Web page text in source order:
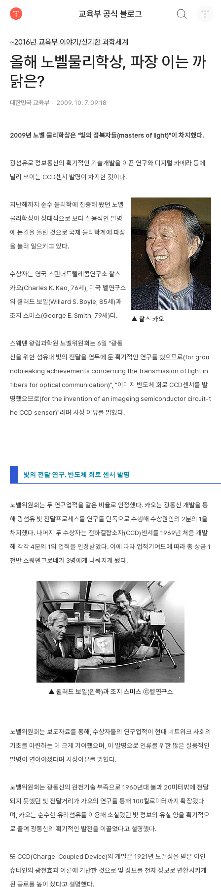
교육부 공식 블로그
~2016년 교육부 이야기/신기한 과학세계
올해 노벨물리학상, 파장 이는 까
닭은?
대한민국 교육부 2009. 10. 7. 09:18
2009년 노벨 물리학상은 "빛의 정복자들(masters of light)"이 차지했다.
광섬유로 정보통신의 획기적인 기술개발을 이끈 연구와 디지털 카메라 등에
널리 쓰이는 CCD센서 발명이 차지한 것이다.
▲ 찰스 카오
지난해까지 순수 물리학에 집중해 왔던 노벨
물리학상이 상대적으로 보다 실용적인 발명
에 눈길을 돌린 것으로 국제 물리학계에 파장
을 불러 일으키고 있다.
수상자는 영국 스탠더드텔레콤연구소 찰스
카오(Charles K. Kao, 76세), 미국 벨연구소
의 월러드 보일(Willard S. Boyle, 85세)과
조지 스미스(George E. Smith, 79세)다.
스웨덴 왕립과학원 노벨위원회는 6일 "광통
신을 위한 섬유내 빛의 전달을 염두에 둔 획기적인 연구를 했으므로(for grou
ndbreaking achievements concerning the transmission of light in
fibers for optical communication)", "이미지 반도체 회로 CCD센서를 발
명했으므로(for the invention of an imageing semiconductor circuit-t
he CCD sensor)"라며 시상 이유를 밝혔다.
빛의 전달 연구, 반도체 회로 센서 발명
노벨위원회는 두 연구업적을 같은 비율로 인정했다. 카오는 광통신 개발을 통
해 광섬유 빛 전달프로세스를 연구를 단독으로 수행해 수상원인의 2분의 1을
차지했다. 나머지 두 수상자는 전하결합소자(CCD)센서를 1969년 처음 개발
해 각각 4분의 1의 업적을 인정받았다. 이에 따라 업적기여도에 따라 총 상금 1
천만 스웨덴크로네가 3명에게 나눠지게 됐다.
▲ 윌러드 보일(왼쪽)과 조지 스미스 ⓒ벨연구소
노벨위원회는 보도자료를 통해, 수상자들의 연구업적이 현대 네트워크 사회의
기초를 마련하는 데 크게 기여했으며, 이 발명으로 인류를 위한 많은 실용적인
발명이 연이어졌다며 시상이유를 밝혔다.
노벨위원회는 광통신의 원천기술 부족으로 1960년대 불과 20미터밖에 전달
되지 못했던 빛 전달거리가 가오의 연구를 통해 100킬로미터까지 확장됐다
며, 카오는 순수한 유리섬유를 이용해 소실됐던 빛 정보의 유실 양을 획기적으
로 줄여 광통신의 획기적인 발전을 이끌었다고 설명했다.
또 CCD(Charge-Coupled Device)의 개발은 1921년 노벨상을 받은 아인
슈타인의 광전효과 이론에 기반한 것으로 빛 정보를 전자 정보로 변환시키게
된 공로를 높이 샀다고 설명했다.